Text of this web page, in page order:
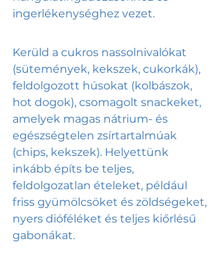
ingerlékenységhez vezet.
Kerüld a cukros nassolnivalókat
(sütemények, kekszek, cukorkák),
feldolgozott húsokat (kolbászok,
hot dogok), csomagolt snackeket,
amelyek magas nátrium- és
egészségtelen zsírtartalmúak
(chips, kekszek). Helyettünk
inkább építs be teljes,
feldolgozatlan ételeket, például
friss gyümölcsöket és zöldségeket,
nyers dióféléket és teljes kiőrlésű
gabonákat.